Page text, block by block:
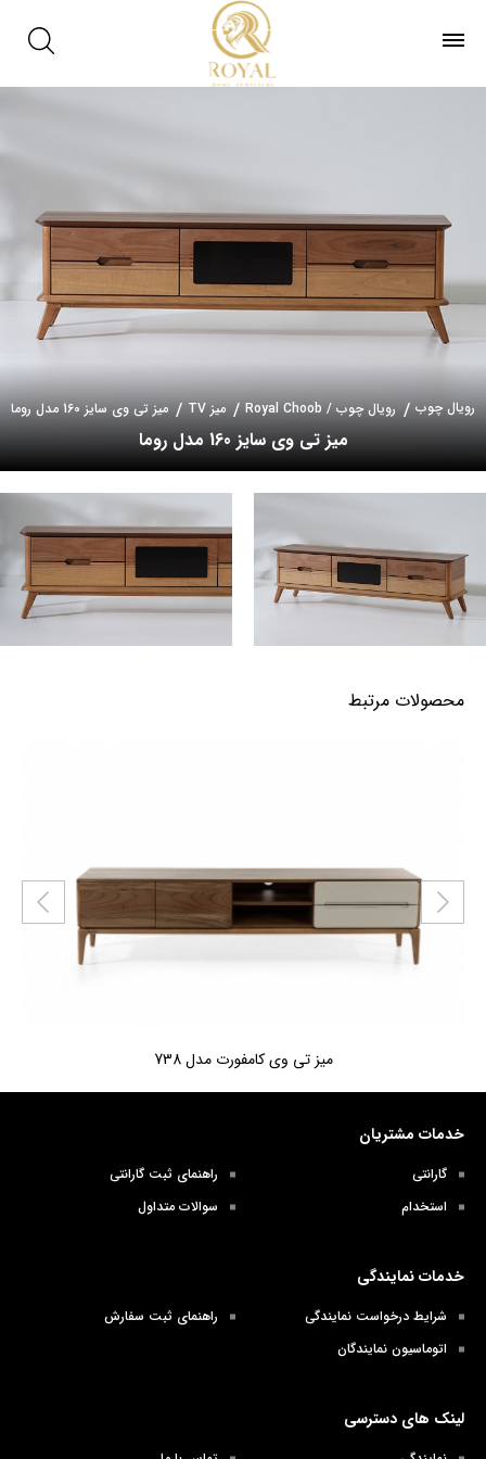
رویال چوب رویال چوب / Royal Choob میز TV میز تی وی سایز 160 مدل روما
میز تی وی سایز 160 مدل روما
محصولات مرتبط
میز تی وی کامفورت مدل 738
خدمات مشتریان
گارانتی
استخدام
راهنمای ثبت گارانتی
سوالات متداول
خدمات نمایندگی
شرایط درخواست نمایندگی
اتوماسیون نمایندگان
راهنمای ثبت سفارش
لینک های دسترسی